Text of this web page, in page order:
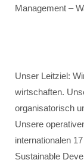
Management –
Unser Leitziel:
wirtschaften.
organisatorisch
Unsere
internationalen
Sustainable